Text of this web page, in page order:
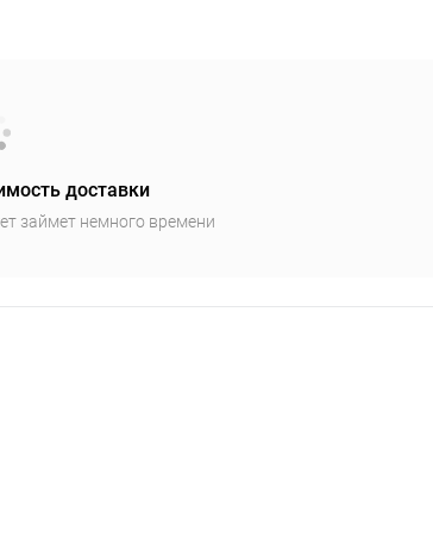
доставки
займет немного времени